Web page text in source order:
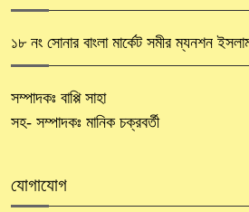
১৮ নং সোনার বাংলা মার্কেট সমীর ম্যনশন
সম্পাদকঃ বাপ্পি সাহা
সহ- সম্পাদকঃ মানিক চক্রবর্তী
যোগাযোগ